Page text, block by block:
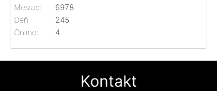
Online: 4
Mesiac:
6978
Deň:
245
Kontakt